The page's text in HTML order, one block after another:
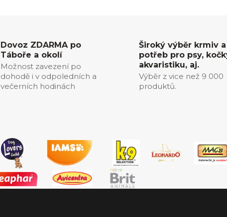
Dovoz ZDARMA po
Táboře a okolí
Možnost zavezení po
dohodě i v odpoledních a
večerních hodinách
Široký výběr krmiv a
potřeb pro psy,
akvaristiku, aj.
Výběr z vice než 9 000
produktů.